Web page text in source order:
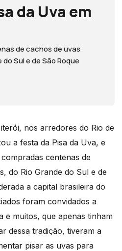
da Uva em
de cachos de uvas
Sul e de São Roque
nos arredores do Rio de
a festa da Pisa da Uva, e
centenas de
do Rio Grande do Sul e de
a capital brasileira do
foram convidados a
e muitos, que apenas tinham
dessa tradição, tiveram a
pisar as uvas para